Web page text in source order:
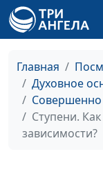
Главная
Духовное
Совершенно
Ступени.
зависимости?
Унисекс. Что
унисекс?